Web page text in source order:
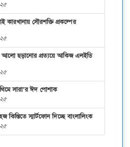
কারখানায় সৌরশক্তি প্রকল্পের
আলো ছড়ানোর প্রত্যয়ে আকিজ এলইডি
সারা’র ঈদ পোশাক
স্মার্টফোন দিচ্ছে বাংলালিংক